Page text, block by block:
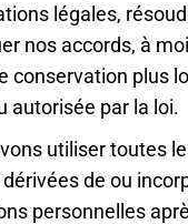
légales,
nos accords, à
conservation plus
autorisée par la loi.
utiliser toutes
de ou
personnelles